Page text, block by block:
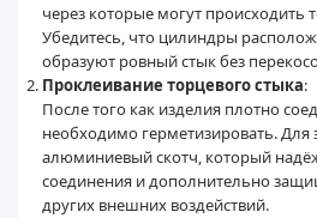
через которые могут происходить
Убедитесь, что цилиндры
образуют ровный стык без
Проклеивание торцевого стыка:
После того как изделия плотно
необходимо герметизировать. Для
алюминиевый скотч, который
соединения и дополнительно
других внешних воздействий.